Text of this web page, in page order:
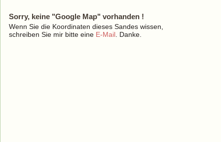
Sorry, keine "Google Map" vorhanden !
Wenn Sie die Koordinaten dieses Sandes wissen,
schreiben Sie mir bitte eine E-Mail . Danke.